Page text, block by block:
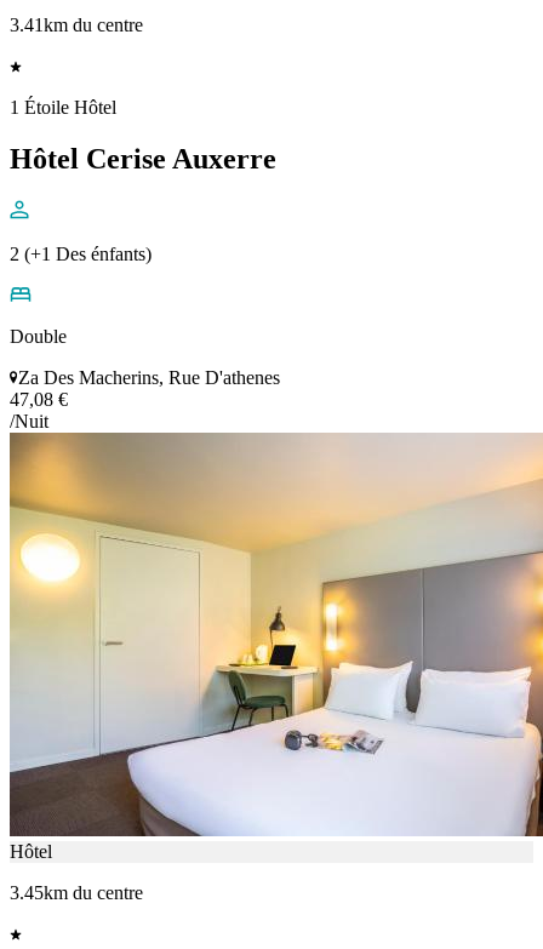
3.41km du centre
1 Étoile Hôtel
Hôtel Cerise Auxerre
2 (+1 Des énfants)
Double
Za Des Macherins, Rue D'athenes
47,08 €
/Nuit
Hôtel
3.45km du centre